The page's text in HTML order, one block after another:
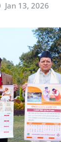
Jan 13, 2026